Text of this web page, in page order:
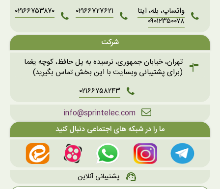
واتساپ، بله، ایتا
۰۹۰۱۲۳۵۰۰۷۸
۰۲۱۶۶۷۲۷۶۲۱ ۰۲۱۶۶۷۵۳۸۷۰
شرکت
تهران، خیابان جمهوری، نرسیده به پل حافظ، کوچه یغما
(برای پشتیبانی وبسایت با این بخش تماس بگیرید)
۰۲۱۶۶۷۵۸۲۴۳
info@sprintelec.com
ما را در شبکه های اجتماعی دنبال کنید
support_agent
پشتیبانی آنلاین